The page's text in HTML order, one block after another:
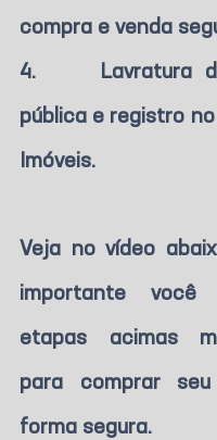
compra e venda
4.     Lavratura
pública e registro
Imóveis.
Veja no vídeo
importante
etapas acimas
para comprar
forma segura.